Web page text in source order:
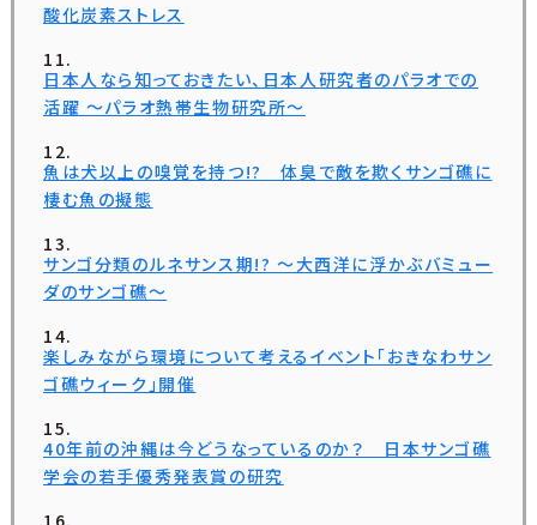
酸化炭素ストレス
日本人なら知っておきたい、日本人研究者のパラオでの
活躍 ～パラオ熱帯生物研究所～
魚は犬以上の嗅覚を持つ!? 体臭で敵を欺くサンゴ礁に
棲む魚の擬態
サンゴ分類のルネサンス期!? ～大西洋に浮かぶバミュー
ダのサンゴ礁～
楽しみながら環境について考えるイベント「おきなわサン
ゴ礁ウィーク」開催
40年前の沖縄は今どうなっているのか？ 日本サンゴ礁
学会の若手優秀発表賞の研究